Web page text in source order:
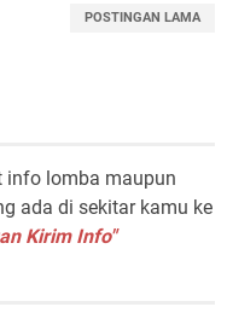
POSTINGAN LAMA
info lomba maupun
ada di sekitar kamu ke
Kirim Info"